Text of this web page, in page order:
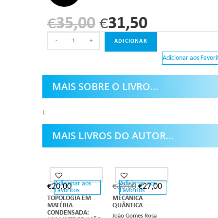
€35,00 €31,50
- + ADICIONAR
Adicionar aos
MAIS SOBRE O LIVRO…
L
MAIS LIVROS DO AUTOR…
Adicionar aos
Favoritos
€20.00
TOPOLOGIA EM
MATÉRIA
CONDENSADA:
Adicionar aos
Favoritos
€30,00 €27,00
MECÂNICA
QUÂNTICA
João Gomes Rosa